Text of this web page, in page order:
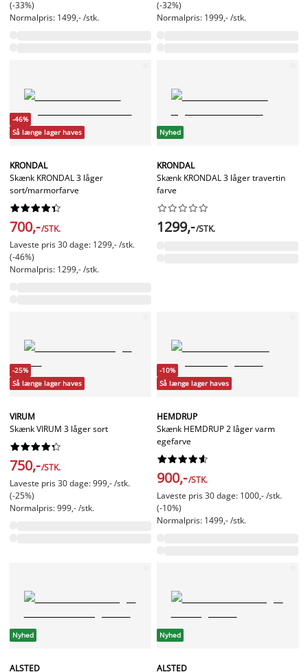
(-33%)
Normalpris: 1499,- /stk.
(-32%)
Normalpris: 1999,- /stk.
-46%
Så længe lager haves
KRONDAL
Skænk KRONDAL 3 låger
sort/marmorfarve






700,-/STK.
Laveste pris 30 dage: 1299,- /stk.
(-46%)
Normalpris: 1299,- /stk.
Nyhed
KRONDAL
Skænk KRONDAL 3 låger travertin
farve






1299,-/STK.
-25%
Så længe lager haves
VIRUM
Skænk VIRUM 3 låger sort






750,-/STK.
Laveste pris 30 dage: 999,- /stk.
(-25%)
Normalpris: 999,- /stk.
-10%
Så længe lager haves
HEMDRUP
Skænk HEMDRUP 2 låger varm
egefarve






900,-/STK.
Laveste pris 30 dage: 1000,- /stk.
(-10%)
Normalpris: 1499,- /stk.
Nyhed
ALSTED
Nyhed
ALSTED